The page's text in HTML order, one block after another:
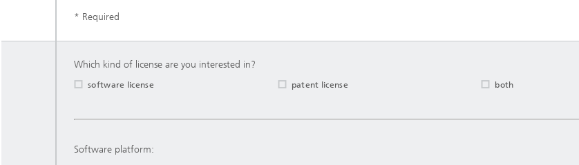
* Required
Which kind of license are you interested in?
software license patent license both
Software platform: